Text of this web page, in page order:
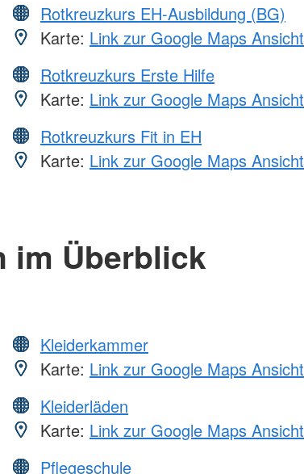
Rotkreuzkurs EH-Ausbildung (BG)
Karte: Link zur Google Maps Ansicht
Rotkreuzkurs Erste Hilfe
Karte: Link zur Google Maps Ansicht
Rotkreuzkurs Fit in EH
Karte: Link zur Google Maps Ansicht
im Überblick
Kleiderkammer
Karte: Link zur Google Maps Ansicht
Kleiderläden
Karte: Link zur Google Maps Ansicht
Pflegeschule